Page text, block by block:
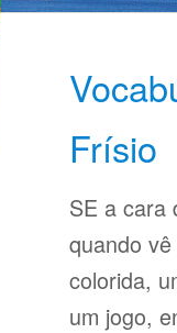
Frísio
SE a cara
quando
colorida,
um jogo,